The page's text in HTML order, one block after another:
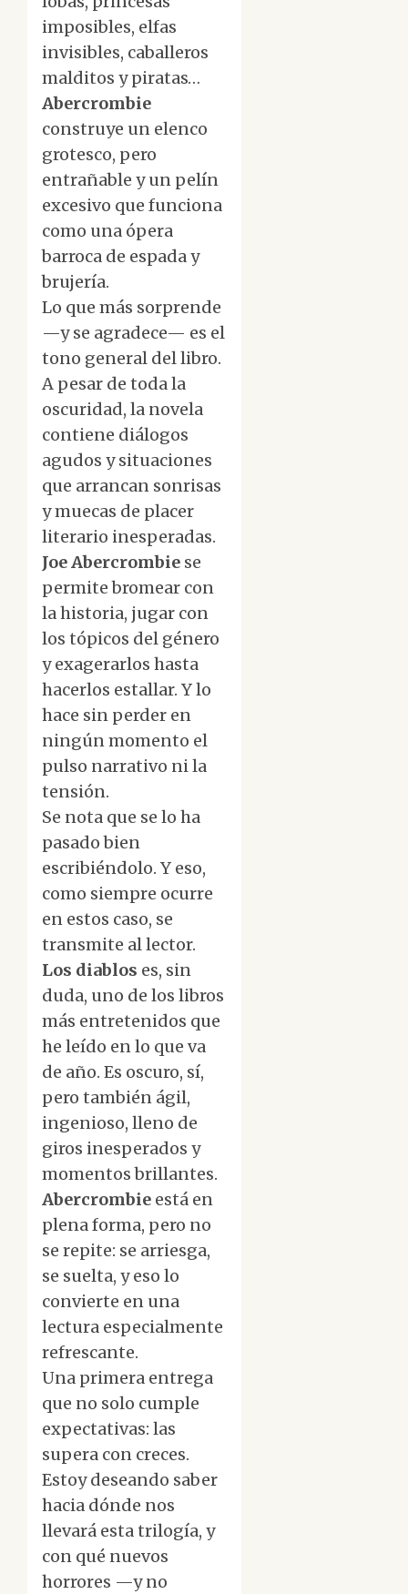
imposibles, elfas
invisibles, caballeros
malditos y piratas…
Abercrombie
construye un elenco
grotesco, pero
entrañable y un pelín
excesivo que funciona
como una ópera
barroca de espada y
brujería.
Lo que más sorprende
—y se agradece— es el
tono general del libro.
A pesar de toda la
oscuridad, la novela
contiene diálogos
agudos y situaciones
que arrancan sonrisas
y muecas de placer
literario inesperadas.
Joe Abercrombie se
permite bromear con
la historia, jugar con
los tópicos del género
y exagerarlos hasta
hacerlos estallar. Y lo
hace sin perder en
ningún momento el
pulso narrativo ni la
tensión.
Se nota que se lo ha
pasado bien
escribiéndolo. Y eso,
como siempre ocurre
en estos caso, se
transmite al lector.
Los diablos es, sin
duda, uno de los libros
más entretenidos que
he leído en lo que va
de año. Es oscuro, sí,
pero también ágil,
ingenioso, lleno de
giros inesperados y
momentos brillantes.
Abercrombie está en
plena forma, pero no
se repite: se arriesga,
se suelta, y eso lo
convierte en una
lectura especialmente
refrescante.
Una primera entrega
que no solo cumple
expectativas: las
supera con creces.
Estoy deseando saber
hacia dónde nos
llevará esta trilogía, y
con qué nuevos
horrores —y no